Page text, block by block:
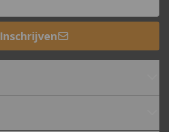
Inschrijven